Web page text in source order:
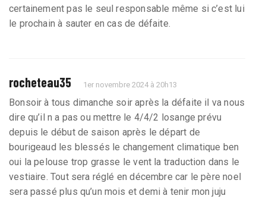
certainement pas le seul responsable même si c’est lui
le prochain à sauter en cas de défaite.
rocheteau35 1er novembre 2024 à 20h13
Bonsoir à tous dimanche soir après la défaite il va nous
dire qu’il n a pas ou mettre le 4/4/2 losange prévu
depuis le début de saison après le départ de
bourigeaud les blessés le changement climatique ben
oui la pelouse trop grasse le vent la traduction dans le
vestiaire. Tout sera réglé en décembre car le père noel
sera passé plus qu’un mois et demi à tenir mon juju